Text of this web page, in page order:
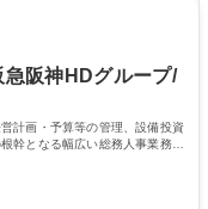
後は上記いずれかの部門
グル
有給年平均16日取得
なプロジェクト：駐車場
兼ねた広告「ブライトサ
す活動を積極的に行って
急阪神HDグループ/
計画・予算等の管理、設備投資
幹となる幅広い総務人事業務全